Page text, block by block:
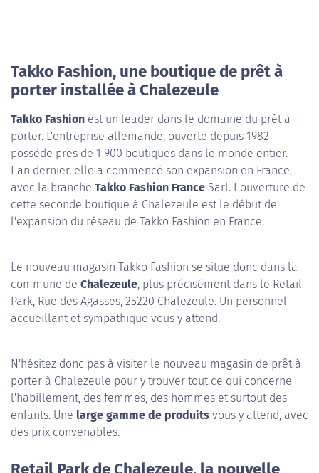
Takko Fashion, une boutique de prêt à
porter installée à Chalezeule
Takko Fashion est un leader dans le domaine du prêt à
porter. L'entreprise allemande, ouverte depuis 1982
possède près de 1 900 boutiques dans le monde entier.
L'an dernier, elle a commencé son expansion en France,
avec la branche Takko Fashion France Sarl. L'ouverture de
cette seconde boutique à Chalezeule est le début de
l'expansion du réseau de Takko Fashion en France.
Le nouveau magasin Takko Fashion se situe donc dans la
commune de Chalezeule, plus précisément dans le Retail
Park, Rue des Agasses, 25220 Chalezeule. Un personnel
accueillant et sympathique vous y attend.
N'hésitez donc pas à visiter le nouveau magasin de prêt à
porter à Chalezeule pour y trouver tout ce qui concerne
l'habillement, des femmes, des hommes et surtout des
enfants. Une large gamme de produits vous y attend, avec
des prix convenables.